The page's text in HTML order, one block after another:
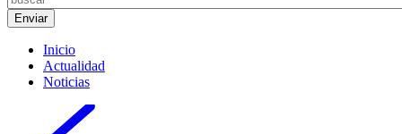
Inicio
Actualidad
Noticias